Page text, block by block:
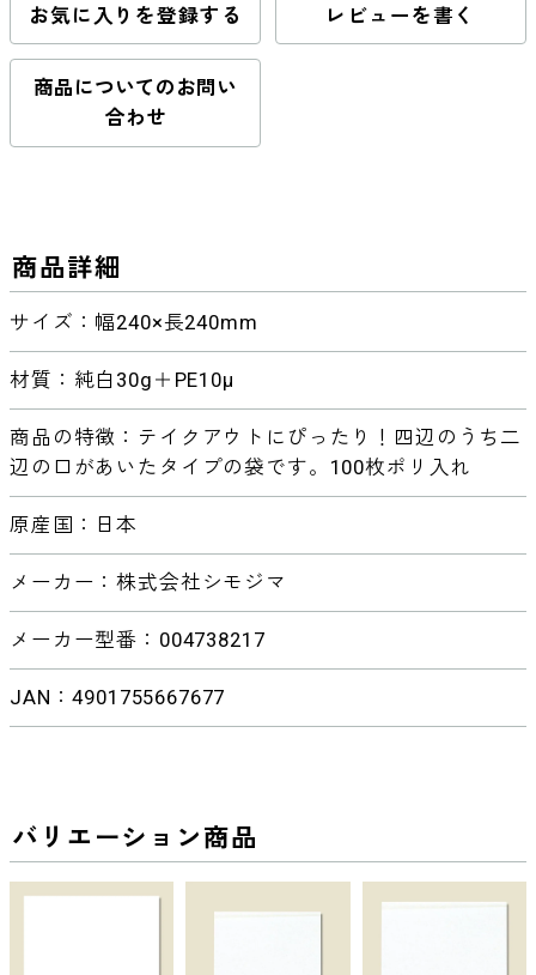
お気に入りを登録する レビューを書く
商品についてのお問い
合わせ
商品詳細
サイズ：幅240×長240mm
材質：純白30g＋PE10μ
商品の特徴：テイクアウトにぴったり！四辺のうち二
辺の口があいたタイプの袋です。100枚ポリ入れ
原産国：日本
メーカー：株式会社シモジマ
メーカー型番：004738217
JAN：4901755667677
バリエーション商品